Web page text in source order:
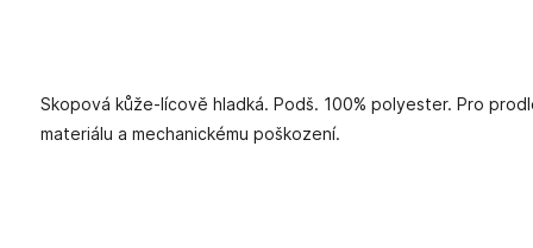
Skopová kůže-lícově hladká. Podš. 100% polyester. Pro
materiálu a mechanickému poškození.